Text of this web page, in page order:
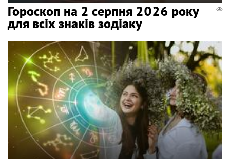
Гороскоп на 2 серпня 2026 року
для всіх знаків зодіаку